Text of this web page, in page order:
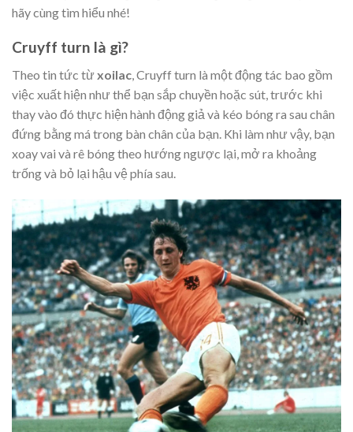
hãy cùng tìm hiểu nhé!
Cruyff turn là gì?
Theo tin tức từxoilac, Cruyff turn là một động tác bao gồm
việc xuất hiện như thể bạn sắp chuyền hoặc sút, trước khi
thay vào đó thực hiện hành động giả và kéo bóng ra sau chân
đứng bằng má trong bàn chân của bạn. Khi làm như vậy, bạn
xoay vai và rê bóng theo hướng ngược lại, mở ra khoảng
trống và bỏ lại hậu vệ phía sau.